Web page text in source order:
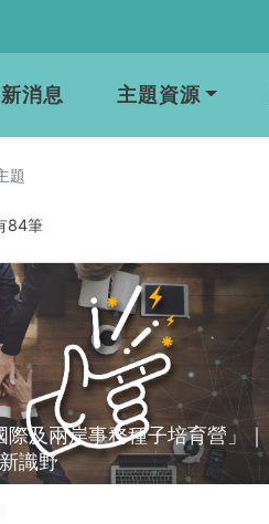
消息 主題資源
題
84筆
際及兩岸事務種子培育營」｜
識野